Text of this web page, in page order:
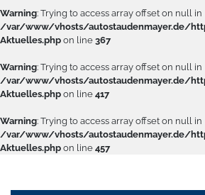
Warning: Trying to access array offset on null in
/var/www/vhosts/autostaudenmayer.de/
Aktuelles.php on line 367
Warning: Trying to access array offset on null in
/var/www/vhosts/autostaudenmayer.de/
Aktuelles.php on line 417
Warning: Trying to access array offset on null in
/var/www/vhosts/autostaudenmayer.de/
Aktuelles.php on line 457